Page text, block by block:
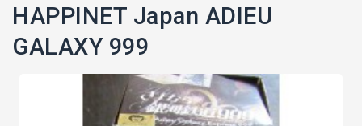
HAPPINET Japan ADIEU
GALAXY 999